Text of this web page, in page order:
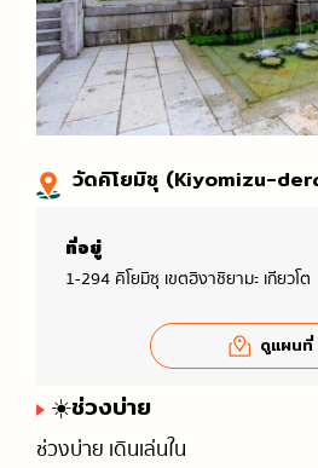
วัดคิโยมิซุ (Kiyomizu-
ที่อยู่
1-294 คิโยมิซุ เขตฮิงาชิยามะ เกียวโต
ดูแผนที่
☀️ช่วงบ่าย
ช่วงบ่าย เดินเล่นใน